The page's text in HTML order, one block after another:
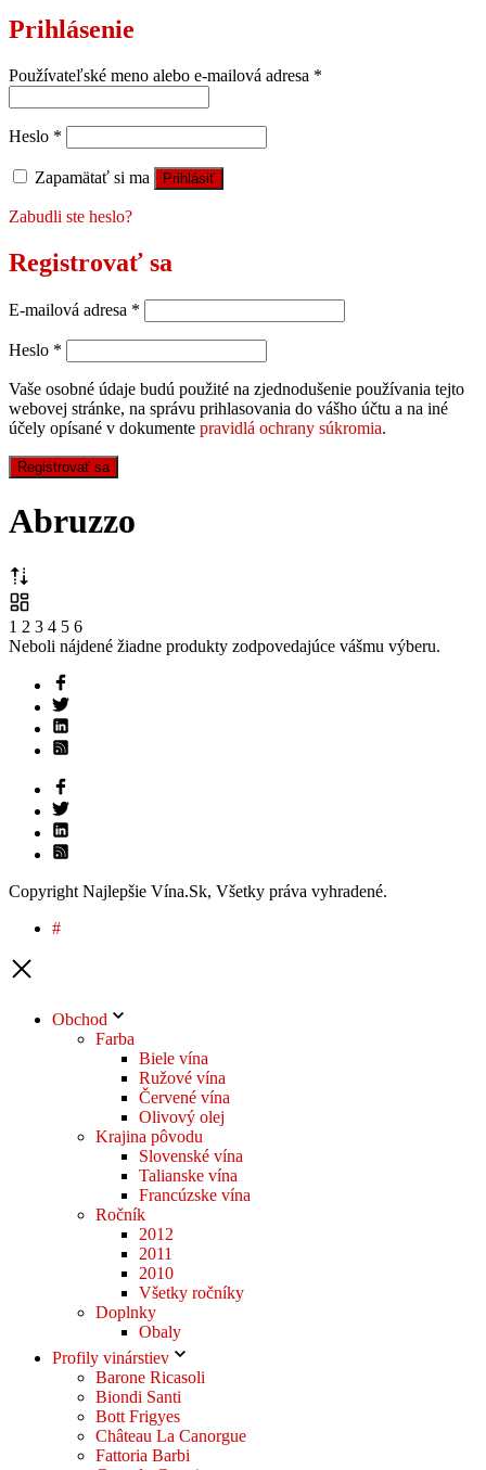
Prihlásenie
Používateľské meno alebo e-mailová adresa *
Heslo *
Zapamätať si ma Prihlásiť
Zabudli ste heslo?
Registrovať sa
E-mailová adresa *
Heslo *
Vaše osobné údaje budú použité na zjednodušenie používania tejto
webovej stránke, na správu prihlasovania do vášho účtu a na iné
účely opísané v dokumente pravidlá ochrany súkromia.
Registrovať sa
Abruzzo
1 2 3 4 5 6
Neboli nájdené žiadne produkty zodpovedajúce vášmu výberu.
Copyright Najlepšie Vína.Sk, Všetky práva vyhradené.
#
Obchod
Farba
Biele vína
Ružové vína
Červené vína
Olivový olej
Krajina pôvodu
Slovenské vína
Talianske vína
Francúzske vína
Ročník
2012
2011
2010
Všetky ročníky
Doplnky
Obaly
Profily vinárstiev
Barone Ricasoli
Biondi Santi
Bott Frigyes
Château La Canorgue
Fattoria Barbi